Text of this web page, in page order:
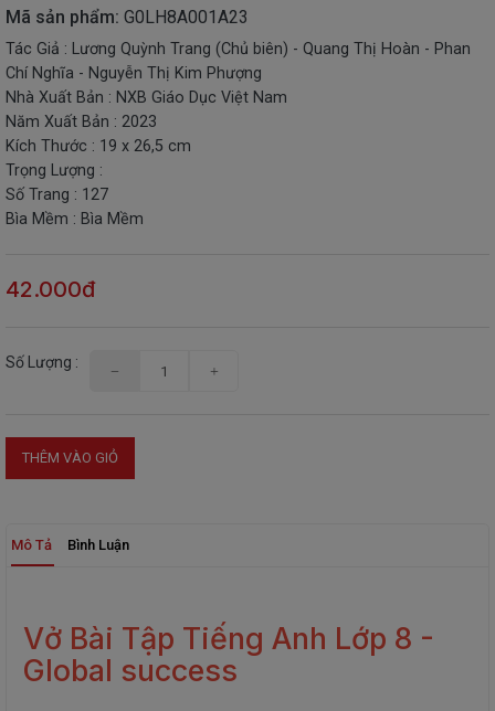
TẶNG
-
ĐỒ
CHƠI
THIẾT
BỊ
-
STEM
Mã sản phẩm: G0LH8A001A23
Tác Giả : Lương Quỳnh Trang (Chủ biên) - Quang Thị Hoàn - Phan
Chí Nghĩa - Nguyễn Thị Kim Phượng
Nhà Xuất Bản : NXB Giáo Dục Việt Nam
Năm Xuất Bản : 2023
Kích Thước : 19 x 26,5 cm
Trọng Lượng :
Số Trang : 127
Bìa Mềm : Bìa Mềm
42.000đ
Số Lượng :
THÊM VÀO GIỎ
Mô Tả Bình Luận
Vở Bài Tập Tiếng Anh Lớp 8 -
Global success